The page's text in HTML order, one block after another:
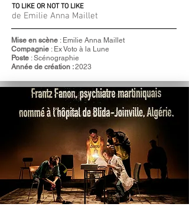
TO LIKE OR NOT TO LIKE
de Emilie Anna Maillet
Mise en scène : Emilie Anna Maillet
Compagnie : Ex Voto à la Lune
Poste : Scénographie
Année de création :2023